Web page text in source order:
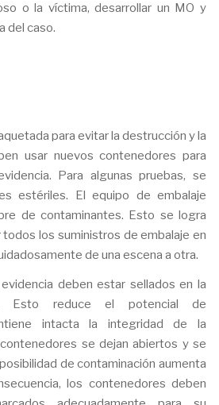
o la víctima, desarrollar un MO y
del caso.
para evitar la destrucción y la
usar nuevos contenedores para
Para algunas pruebas, se
estériles. El equipo de embalaje
de contaminantes. Esto se logra
los suministros de embalaje en
de una escena a otra.
deben estar sellados en la
Esto reduce el potencial de
intacta la integridad de la
se dejan abiertos y se
de contaminación aumenta
los contenedores deben